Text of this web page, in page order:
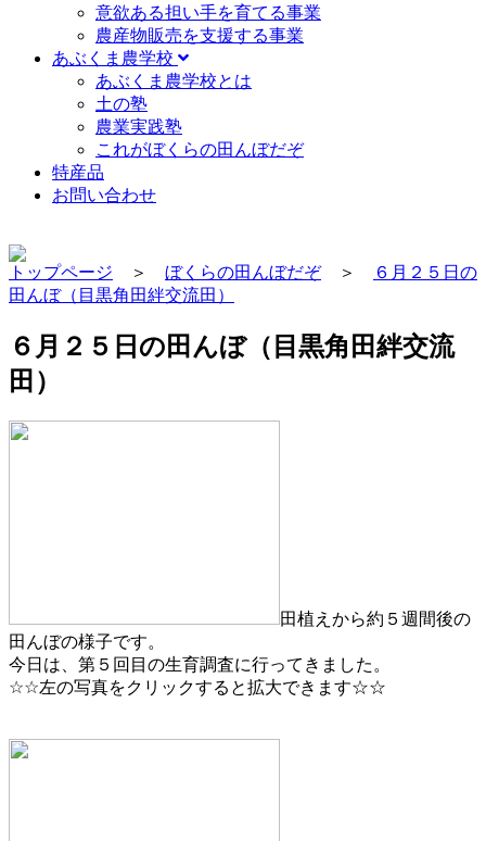
意欲ある担い手を育てる事業
農産物販売を支援する事業
あぶくま農学校
あぶくま農学校とは
土の塾
農業実践塾
これがぼくらの田んぼだぞ
特産品
お問い合わせ
トップページ ＞ ぼくらの田んぼだぞ＞
６月２５日の
田んぼ（目黒角田絆交流田）
６月２５日の田んぼ（目黒角田絆交流
田）
田植えから約５週間後の
田んぼの様子です。
今日は、第５回目の生育調査に行ってきました。
☆☆左の写真をクリックすると拡大できます☆☆